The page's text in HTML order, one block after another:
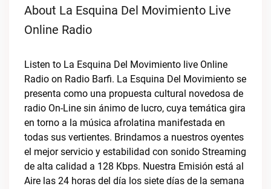
About La Esquina Del Movimiento Live
Online Radio
Listen to La Esquina Del Movimiento live Online
Radio on Radio Barfi. La Esquina Del Movimiento se
presenta como una propuesta cultural novedosa de
radio On-Line sin ánimo de lucro, cuya temática gira
en torno a la música afrolatina manifestada en
todas sus vertientes. Brindamos a nuestros oyentes
el mejor servicio y estabilidad con sonido Streaming
de alta calidad a 128 Kbps. Nuestra Emisión está al
Aire las 24 horas del día los siete días de la semana